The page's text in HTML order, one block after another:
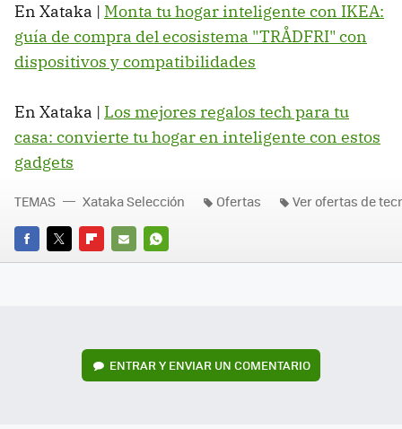
En Xataka | Monta tu hogar inteligente con IKEA:
guía de compra del ecosistema "TRÅDFRI" con
dispositivos y compatibilidades
En Xataka | Los mejores regalos tech para tu
casa: convierte tu hogar en inteligente con estos
gadgets
FACEBOOK
TWITTERFLIPBOARD
E-
WHATSAPP
TEMAS Xataka Selección Ofertas Ver ofertas de
ENTRAR Y ENVIAR UN COMENTARIO